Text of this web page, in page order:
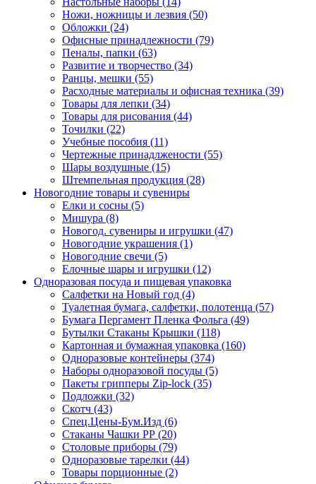
Ножи, ножницы и лезвия (50)
Обложки (24)
Офисные принадлежности (79)
Пеналы, папки (63)
Развитие и творчество (34)
Ранцы, мешки (55)
Расходные материалы и офисная техника (39)
Товары для лепки (34)
Товары для рисования (44)
Точилки (22)
Учебные пособия (11)
Чертежные принадлжености (55)
Шары воздушные (15)
Штемпельная продукция (28)
Новогодние товары и сувениры
Елки и сосны (5)
Мишура (8)
Новогод. сувениры и игрушки (47)
Новогодние украшения (1)
Новогодние свечи (5)
Елочные шары и игрушки (12)
Одноразовая посуда и пищевая упаковка
Салфетки на Новый год (4)
Туалетная бумага, салфетки, полотенца (57)
Бумага Пергамент Пленка Фольга (49)
Бутылки Стаканы Крышки (118)
Картонная и бумажная упаковка (160)
Одноразовые контейнеры (374)
Наборы одноразовой посуды (5)
Пакеты грипперы Zip-lock (35)
Подложки (32)
Скотч (43)
Спец.Цены-Бум.Изд (6)
Стаканы Чашки РР (20)
Столовые приборы (79)
Одноразовые тарелки (44)
Товары порционные (2)